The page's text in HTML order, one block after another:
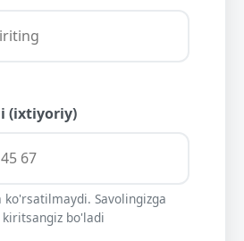
(ixtiyoriy)
ko'rsatilmaydi. Savolingizga
bo'ladi